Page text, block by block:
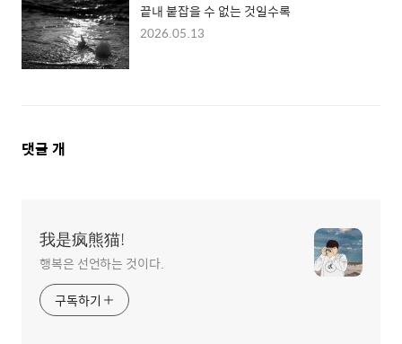
끝내 붙잡을 수 없는 것일수록
2026.05.13
댓
댓글 개
我是疯熊猫!
행복은 선언하는 것이다.
구독하기